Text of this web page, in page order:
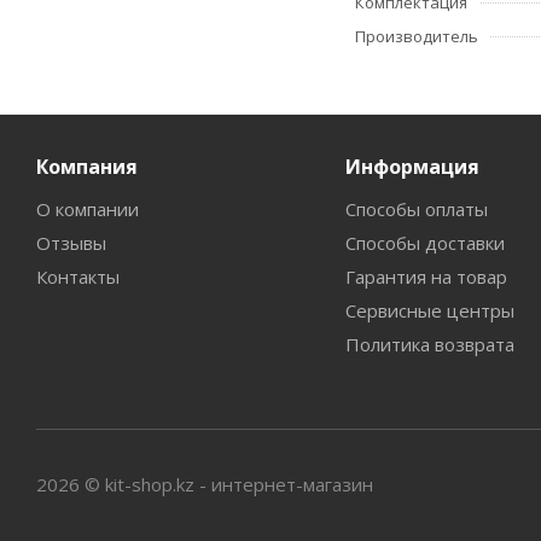
Производитель
Компания
О компании
Отзывы
Контакты
Информация
Способы оплаты
Способы доставки
Гарантия на товар
Сервисные центры
Политика возврата
2026 © kit-shop.kz - интернет-магазин